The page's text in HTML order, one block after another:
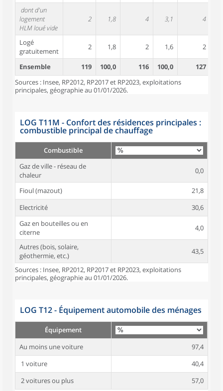
dont d'un
logement
HLM loué vide
2 1,8 4 3,1 4
Logé
gratuitement
2 1,8 2 1,6 2
Ensemble 119 100,0 116 100,0 127
Sources : Insee, RP2012, RP2017 et RP2023, exploitations
principales, géographie au 01/01/2026.
LOG T11M - Confort des résidences principales :
combustible principal de chauffage
Combustible
Gaz de ville - réseau de
chaleur
0,0
Fioul (mazout)
21,8
Electricité
30,6
Gaz en bouteilles ou en
citerne
4,0
Autres (bois, solaire,
géothermie, etc.)
43,5
Sources : Insee, RP2012, RP2017 et RP2023, exploitations
principales, géographie au 01/01/2026.
LOG T12 - Équipement automobile des ménages
Équipement
Au moins une voiture
97,4
1 voiture
40,4
2 voitures ou plus
57,0